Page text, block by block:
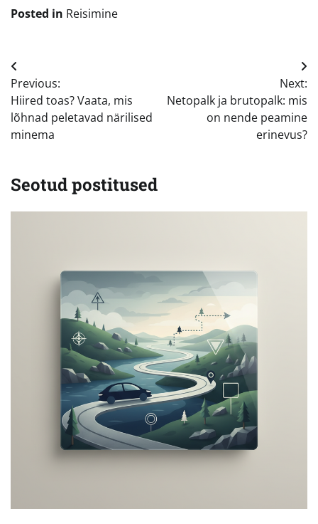
Posted in Reisimine
Navigeerimine
Previous:
Hiired toas? Vaata, mis
lõhnad peletavad närilised
minema
Next:
Netopalk ja brutopalk: mis
on nende peamine
erinevus?
Seotud postitused